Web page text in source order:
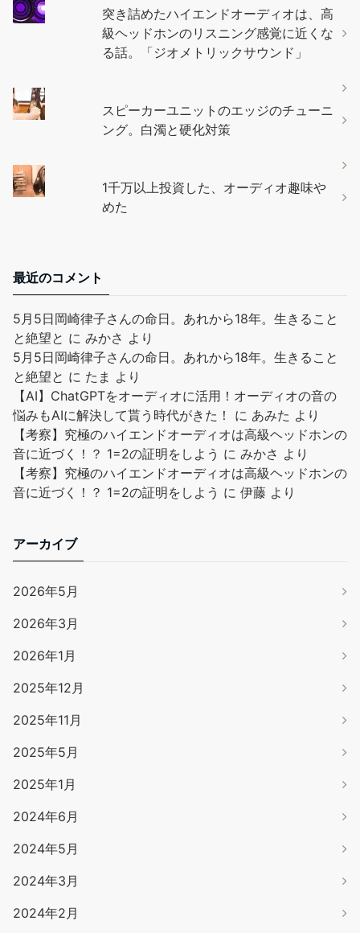
突き詰めたハイエンドオーディオは、高
級ヘッドホンのリスニング感覚に近くな
る話。「ジオメトリックサウンド」
スピーカーユニットのエッジのチューニ
ング。白濁と硬化対策
1千万以上投資した、オーディオ趣味や
めた
最近のコメント
5月5日岡崎律子さんの命日。あれから18年。生きること
と絶望と に みかさ より
5月5日岡崎律子さんの命日。あれから18年。生きること
と絶望と に たま より
【AI】ChatGPTをオーディオに活用！オーディオの音の
悩みもAIに解決して貰う時代がきた！
に あみた より
【考察】究極のハイエンドオーディオは高級ヘッドホンの
音に近づく！？ 1=2の証明をしよう に みかさ より
【考察】究極のハイエンドオーディオは高級ヘッドホンの
音に近づく！？ 1=2の証明をしよう に 伊藤 より
アーカイブ
2026年5月
2026年3月
2026年1月
2025年12月
2025年11月
2025年5月
2025年1月
2024年6月
2024年5月
2024年3月
2024年2月